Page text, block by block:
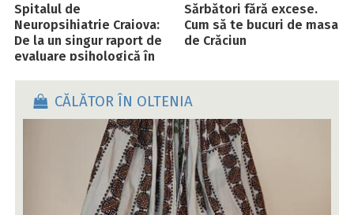
Spitalul de
Neuropsihiatrie Craiova:
De la un singur raport de
evaluare psihologică în
Sărbători fără excese.
Cum să te bucuri de masa
de Crăciun
CĂLĂTOR ÎN OLTENIA